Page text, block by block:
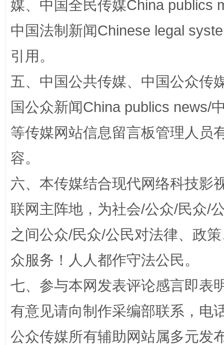
扯下公款旅游的“隐身衣” 如何以
完善运行机制助力责任有效落实 一纸欠
媒、中国全民传媒China publics
中国法制新闻Chinese legal
引用。
五、中国公共传媒、中国公众传
国公众新闻China publics news/
等传媒网站信息留言板管理人员
容。
六、本传媒结合现代网络科技影
联网主阵地，为社会/公众/民众/
之间公众/民众/公民对法律、政
众服务！人人都作守法公民。
七、参与本网发表评论感言即表
有意见请向制作采编部联系，电
公众传媒所有辅助网站属多元发